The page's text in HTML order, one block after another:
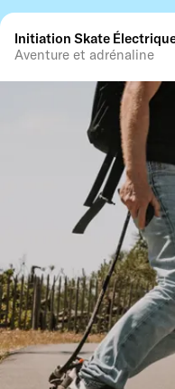
Initiation Skate
Aventure et adrénaline